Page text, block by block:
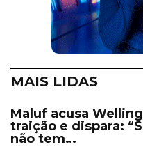
MAIS LIDAS
Maluf acusa
traição e dispara:
não tem…